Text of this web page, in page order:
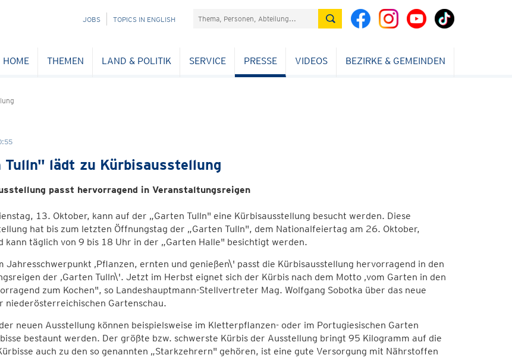
NAVIGATION
JOBS TOPICS IN ENGLISH Suchefeld
HOME THEMEN LAND & POLITIK SERVICE PRESSE VIDEOS BEZIRKE & GEMEINDEN
Tulln" lädt zu Kürbisausstellung
passt hervorragend in Veranstaltungsreigen
13. Oktober, kann auf der „Garten Tulln" eine Kürbisausstellung besucht werden. Diese
hat bis zum letzten Öffnungstag der „Garten Tulln", dem Nationalfeiertag am 26. Oktober,
kann täglich von 9 bis 18 Uhr in der „Garten Halle" besichtigt werden.
Jahresschwerpunkt ‚Pflanzen, ernten und genießen\' passt die Kürbisausstellung hervorragend in den
der ‚Garten Tulln\'. Jetzt im Herbst eignet sich der Kürbis nach dem Motto ‚vom Garten in den
zum Kochen", so Landeshauptmann-Stellvertreter Mag. Wolfgang Sobotka über das neue
niederösterreichischen Gartenschau.
neuen Ausstellung können beispielsweise im Kletterpflanzen- oder im Portugiesischen Garten
bestaunt werden. Der größte bzw. schwerste Kürbis der Ausstellung bringt 95 Kilogramm auf die
auch zu den so genannten „Starkzehrern" gehören, ist eine gute Versorgung mit Nährstoffen